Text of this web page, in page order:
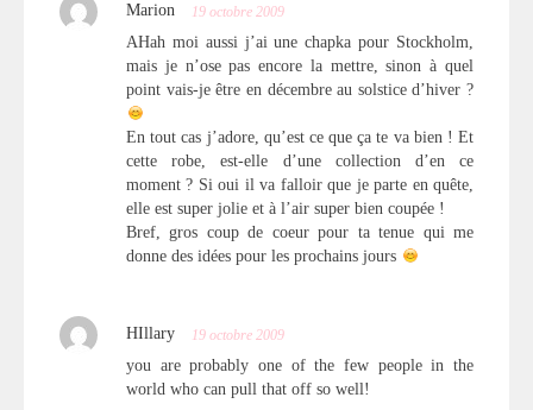
Marion 19 octobre 2009
AHah moi aussi j’ai une chapka pour Stockholm,
mais je n’ose pas encore la mettre, sinon à quel
point vais-je être en décembre au solstice d’hiver ?
En tout cas j’adore, qu’est ce que ça te va bien ! Et
cette robe, est-elle d’une collection d’en ce
moment ? Si oui il va falloir que je parte en quête,
elle est super jolie et à l’air super bien coupée !
Bref, gros coup de coeur pour ta tenue qui me
donne des idées pour les prochains jours
HIllary 19 octobre 2009
you are probably one of the few people in the
world who can pull that off so well!